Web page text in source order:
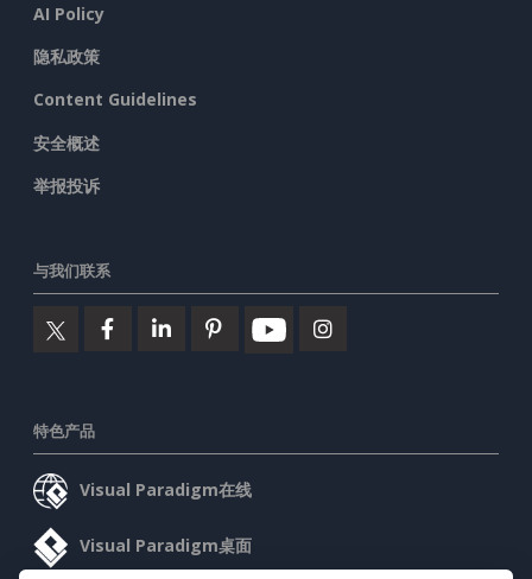
AI Policy
隐私政策
Content Guidelines
安全概述
举报投诉
与我们联系
特色产品
Visual Paradigm在线
Visual Paradigm桌面